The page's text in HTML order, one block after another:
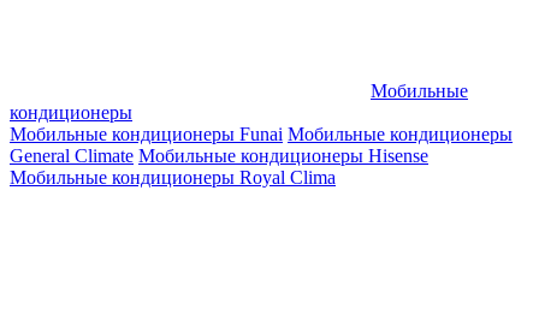
Мобильные
кондиционеры
Мобильные кондиционеры Funai Мобильные кондиционеры
General Climate Мобильные кондиционеры Hisense
Мобильные кондиционеры Royal Clima